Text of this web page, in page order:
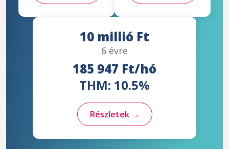
10 millió Ft
6 évre
185 947 Ft/hó
THM: 10.5%
Részletek →